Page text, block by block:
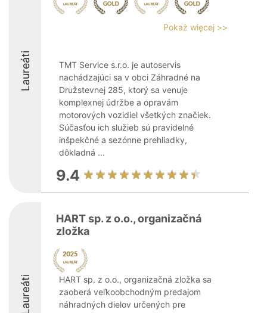
Laureáti
Pokaż więcej >>
TMT Service s.r.o. je autoservis
nachádzajúci sa v obci Záhradné na
Družstevnej 285, ktorý sa venuje
komplexnej údržbe a opravám
motorových vozidiel všetkých značiek.
Súčasťou ich služieb sú pravidelné
inšpekčné a sezónne prehliadky,
dôkladná ...
9.4
Laureáti
HART sp. z o.o., organizačná
zložka
HART sp. z o.o., organizačná zložka sa
zaoberá veľkoobchodným predajom
náhradných dielov určených pre